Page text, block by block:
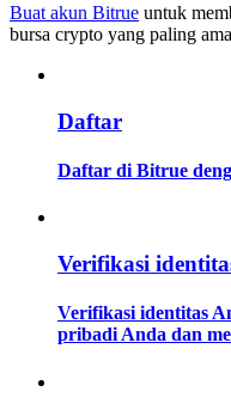
Buat akun Bitrue untuk
bursa crypto yang paling
Daftar
Daftar di Bitrue
Verifikasi
Verifikasi identitas
pribadi Anda dan